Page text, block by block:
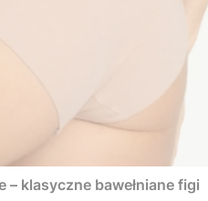
Figi Cotton Mood Classic Beżowe – klasyczne bawełniane figi